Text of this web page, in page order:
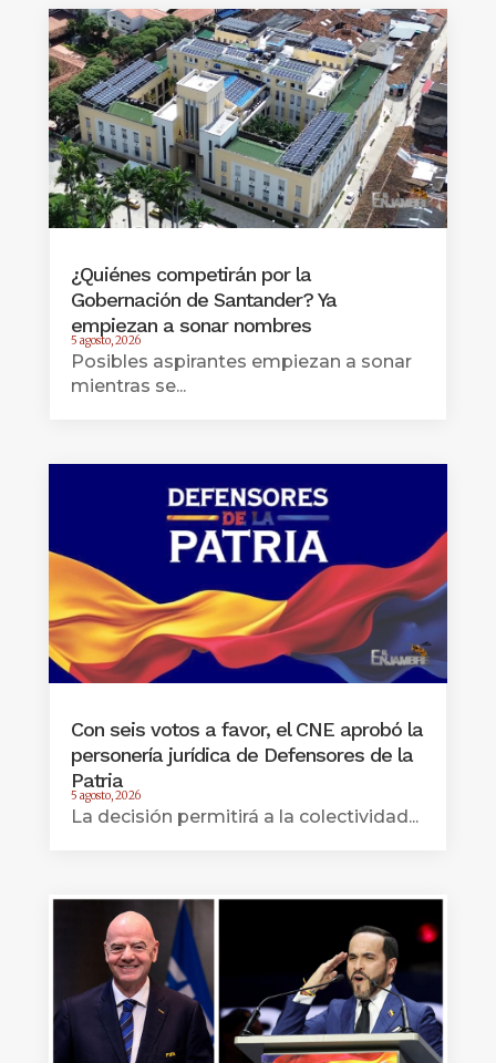
¿Quiénes competirán por la
Gobernación de Santander? Ya
empiezan a sonar nombres
5 agosto, 2026
Posibles aspirantes empiezan a sonar
mientras se...
Con seis votos a favor, el CNE aprobó la
personería jurídica de Defensores de la
Patria
5 agosto, 2026
La decisión permitirá a la colectividad...